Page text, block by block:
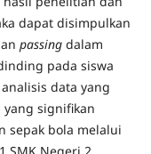
dapat disimpulkan
passingdalam
pada siswa
data yang
signifikan
sepak bola melalui